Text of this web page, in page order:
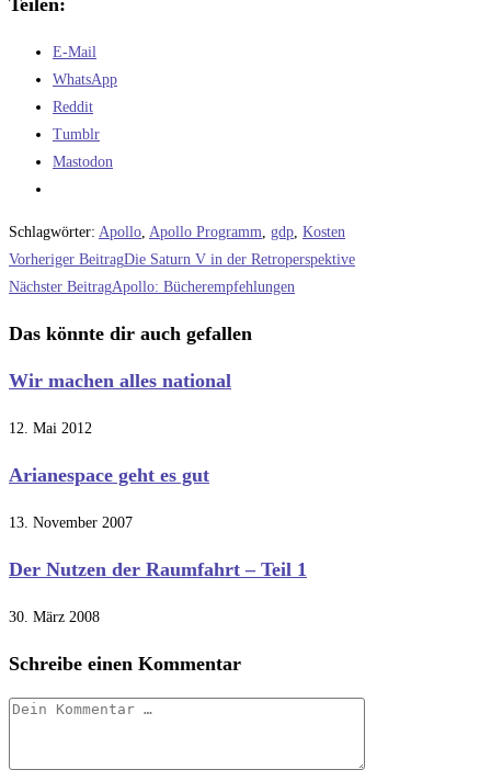
E-Mail
WhatsApp
Reddit
Tumblr
Mastodon
Schlagwörter: Apollo Apollo Programm gdp Kosten
Weitere
Artikel
ansehen
Vorheriger BeitragDie Saturn V in der Retroperspektive
Nächster BeitragApollo: Bücherempfehlungen
Das könnte dir auch gefallen
Wir machen alles national
12. Mai 2012
Arianespace geht es gut
13. November 2007
Der Nutzen der Raumfahrt – Teil 1
30. März 2008
Schreibe einen Kommentar
Kommentar